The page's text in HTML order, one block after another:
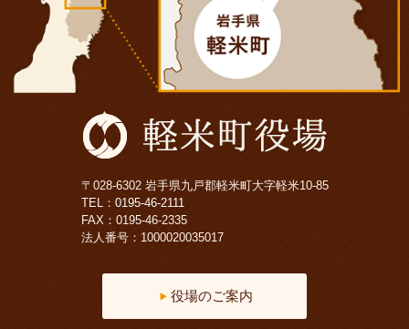
〒028-6302 岩手県九戸郡軽米町大字軽米10-85
TEL： 0195-46-2111
FAX：0195-46-2335
法人番号：1000020035017
役場のご案内